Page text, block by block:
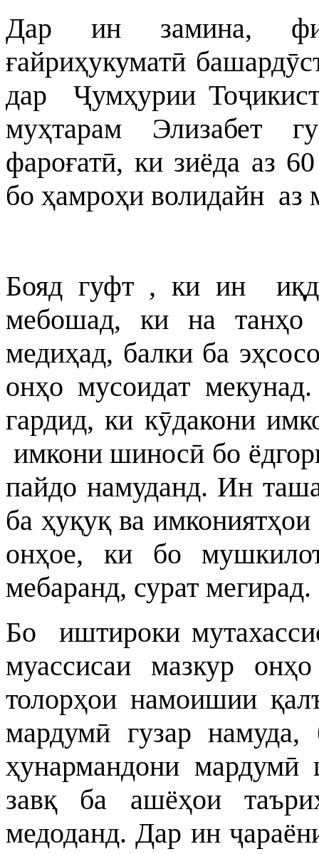
Дар ин замина,
ғайриҳукуматӣ
дар Ҷумҳурии
муҳтарам Элизабет
фароғатӣ, ки зиёда аз
бо ҳамроҳи волидайн аз
Бояд гуфт , ки ин
мебошад, ки на танҳо
медиҳад, балки ба
онҳо мусоидат
гардид, ки кӯдакони
имкони шиносӣ бо
пайдо намуданд. Ин
ба ҳуқуқ ва
онҳое, ки бо
мебаранд, сурат мегирад.
Бо иштироки
муассисаи мазкур
толорҳои намоишии
мардумӣ гузар
ҳунармандони
завқ ба ашёҳои
медоданд. Дар ин